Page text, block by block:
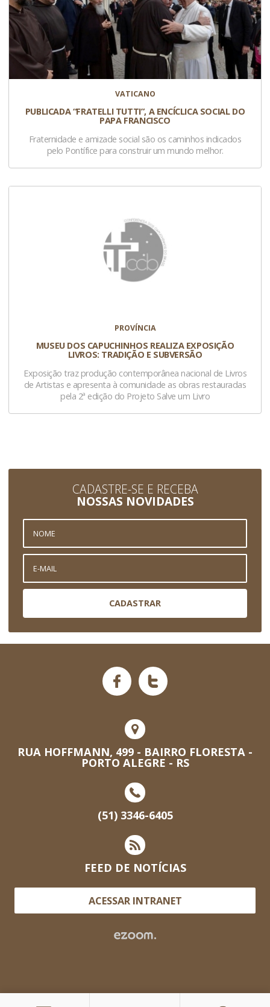
VATICANO
PUBLICADA “FRATELLI TUTTI”, A ENCÍCLICA SOCIAL DO
PAPA FRANCISCO
Fraternidade e amizade social são os caminhos indicados
pelo Pontífice para construir um mundo melhor.
PROVÍNCIA
MUSEU DOS CAPUCHINHOS REALIZA EXPOSIÇÃO
LIVROS: TRADIÇÃO E SUBVERSÃO
Exposição traz produção contemporânea nacional de Livros
de Artistas e apresenta à comunidade as obras restauradas
pela 2ª edição do Projeto Salve um Livro
CADASTRE-SE E RECEBA
NOSSAS NOVIDADES
CADASTRAR
RUA HOFFMANN, 499 - BAIRRO FLORESTA -
PORTO ALEGRE - RS
(51) 3346-6405
FEED DE NOTÍCIAS
ACESSAR INTRANET